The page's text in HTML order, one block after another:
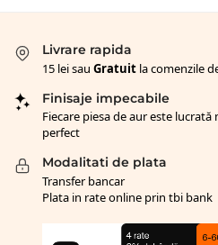
Livrare rapida
15 lei sau Gratuit la comenzile
Finisaje impecabile
Fiecare piesa de aur este
perfect
Modalitati de plata
Transfer bancar
Plata in rate online prin tbi bank